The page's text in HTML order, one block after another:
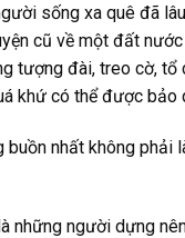
sống xa quê đã
cũ về một đất
tượng đài, treo cờ,
khứ có thể được bảo
buồn nhất không phải
những người dựng